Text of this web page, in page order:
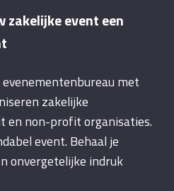
zakelijke event een
met
zakelijke
en non-profit organisaties.
event. Behaal je
onvergetelijke indruk